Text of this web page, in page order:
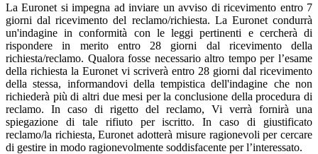
La Euronet si impegna ad inviare un avviso di ricevimento entro 7
giorni dal ricevimento del reclamo/richiesta. La Euronet condurrà
un'indagine in conformità con le leggi pertinenti e cercherà di
rispondere in merito entro 28 giorni dal ricevimento della
richiesta/reclamo. Qualora fosse necessario altro tempo per l’esame
della richiesta la Euronet vi scriverà entro 28 giorni dal ricevimento
della stessa, informandovi della tempistica dell'indagine che non
richiederà più di altri due mesi per la conclusione della procedura di
reclamo. In caso di rigetto del reclamo, Vi verrà fornirà una
spiegazione di tale rifiuto per iscritto. In caso di giustificato
reclamo/la richiesta, Euronet adotterà misure ragionevoli per cercare
di gestire in modo ragionevolmente soddisfacente per l’interessato.